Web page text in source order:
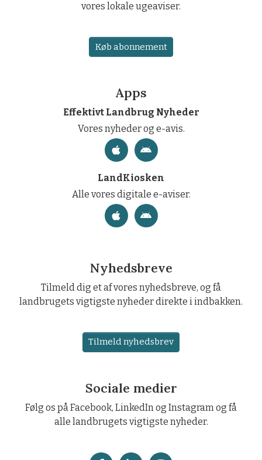
vores lokale ugeaviser.
Køb abonnement
Apps
Effektivt Landbrug Nyheder
Vores nyheder og e-avis.
LandKiosken
Alle vores digitale e-aviser.
Nyhedsbreve
Tilmeld dig et af vores nyhedsbreve, og få
landbrugets vigtigste nyheder direkte i indbakken.
Tilmeld nyhedsbrev
Sociale medier
Følg os på Facebook, LinkedIn og Instagram og få
alle landbrugets vigtigste nyheder.